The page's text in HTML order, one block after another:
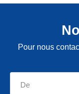
Pour nous